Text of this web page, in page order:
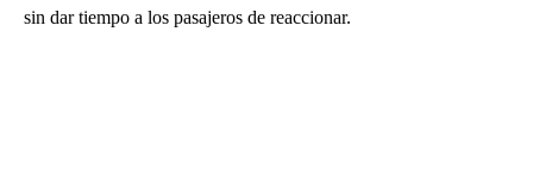
sin dar tiempo a los pasajeros de reaccionar.